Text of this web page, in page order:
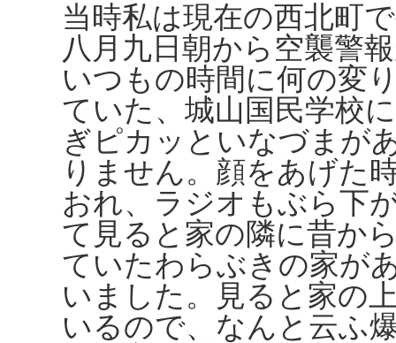
当時私は現在の西北町
八月九日朝から空襲警
いつもの時間に何の変
ていた、城山国民学校
ぎピカッといなづまが
りません。顔をあげた
おれ、ラジオもぶら下
て見ると家の隣に昔か
ていたわらぶきの家が
いました。見ると家の
いるので、なんと云ふ